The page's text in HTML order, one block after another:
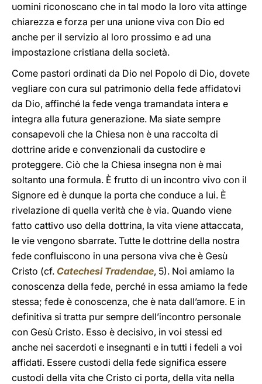
uomini riconoscano che in tal modo la loro vita attinge
chiarezza e forza per una unione viva con Dio ed
anche per il servizio al loro prossimo e ad una
impostazione cristiana della società.
Come pastori ordinati da Dio nel Popolo di Dio, dovete
vegliare con cura sul patrimonio della fede affidatovi
da Dio, affinché la fede venga tramandata intera e
integra alla futura generazione. Ma siate sempre
consapevoli che la Chiesa non è una raccolta di
dottrine aride e convenzionali da custodire e
proteggere. Ciò che la Chiesa insegna non è mai
soltanto una formula. È frutto di un incontro vivo con il
Signore ed è dunque la porta che conduce a lui. È
rivelazione di quella verità che è via. Quando viene
fatto cattivo uso della dottrina, la vita viene attaccata,
le vie vengono sbarrate. Tutte le dottrine della nostra
fede confluiscono in una persona viva che è Gesù
Cristo (cf. Catechesi Tradendae, 5). Noi amiamo la
conoscenza della fede, perché in essa amiamo la fede
stessa; fede è conoscenza, che è nata dall’amore. E in
definitiva si tratta pur sempre dell’incontro personale
con Gesù Cristo. Esso è decisivo, in voi stessi ed
anche nei sacerdoti e insegnanti e in tutti i fedeli a voi
affidati. Essere custodi della fede significa essere
custodi della vita che Cristo ci porta, della vita nella